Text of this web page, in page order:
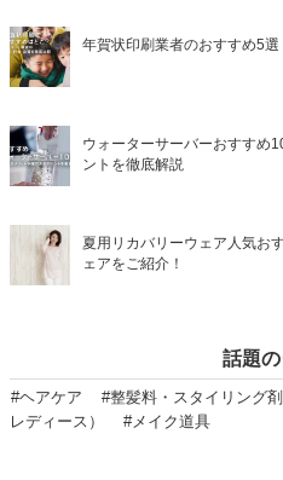
年賀状印刷業者のおすすめ5
ウォーターサーバーおすすめ
ントを徹底解説
夏用リカバリーウェア人気お
ェアをご紹介！
話題
#ヘアケア #整髪料・スタイリング剤
レディース）
#メイク道具